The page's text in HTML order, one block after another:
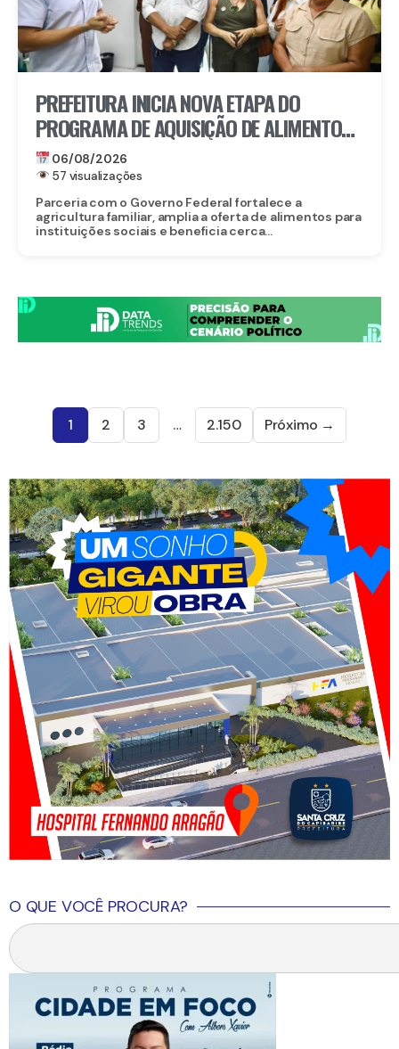
PREFEITURA INICIA NOVA ETAPA DO
PROGRAMA DE AQUISIÇÃO DE ALIMENTOS E
ANUNCIA CRIAÇÃO DO PAA RECIFE
06/08/2026
57 visualizações
Parceria com o Governo Federal fortalece a
agricultura familiar, amplia a oferta de alimentos para
instituições sociais e beneficia cerca...
1 2 3 … 2.150 Próximo →
O QUE VOCÊ PROCURA?